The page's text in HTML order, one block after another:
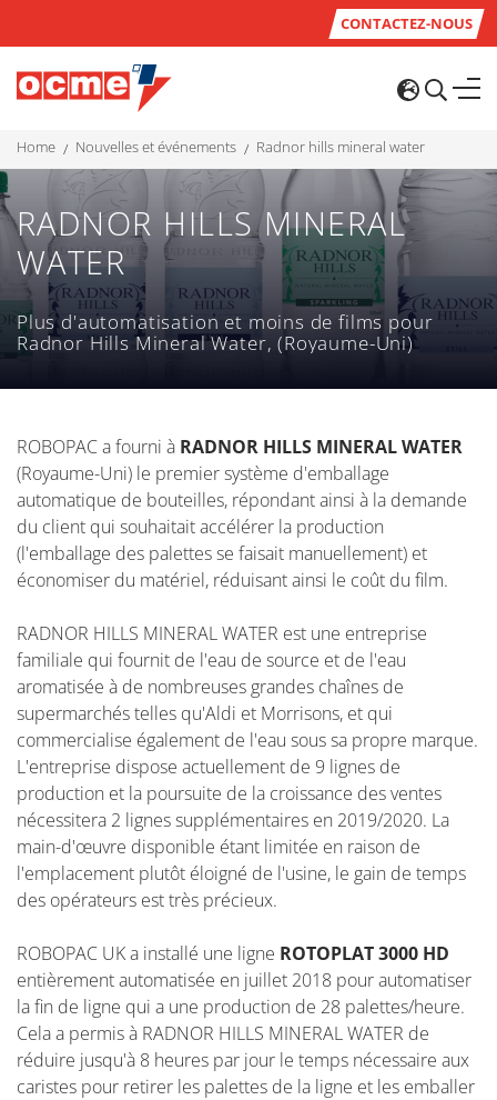
CONTACTEZ-NOUS
home nouvelles et événements radnor hills mineral water
RADNOR HILLS MINERAL
WATER
Plus d'automatisation et moins de films pour
Radnor Hills Mineral Water, (Royaume-Uni)
ROBOPAC a fourni à RADNOR HILLS MINERAL WATER
(Royaume-Uni) le premier système d'emballage
automatique de bouteilles, répondant ainsi à la demande
du client qui souhaitait accélérer la production
(l'emballage des palettes se faisait manuellement) et
économiser du matériel, réduisant ainsi le coût du film.
RADNOR HILLS MINERAL WATER est une entreprise
familiale qui fournit de l'eau de source et de l'eau
aromatisée à de nombreuses grandes chaînes de
supermarchés telles qu'Aldi et Morrisons, et qui
commercialise également de l'eau sous sa propre marque.
L'entreprise dispose actuellement de 9 lignes de
production et la poursuite de la croissance des ventes
nécessitera 2 lignes supplémentaires en 2019/2020. La
main-d'œuvre disponible étant limitée en raison de
l'emplacement plutôt éloigné de l'usine, le gain de temps
des opérateurs est très précieux.
ROBOPAC UK a installé une ligne ROTOPLAT 3000 HD
entièrement automatisée en juillet 2018 pour automatiser
la fin de ligne qui a une production de 28 palettes/heure.
Cela a permis à RADNOR HILLS MINERAL WATER de
réduire jusqu'à 8 heures par jour le temps nécessaire aux
caristes pour retirer les palettes de la ligne et les emballer